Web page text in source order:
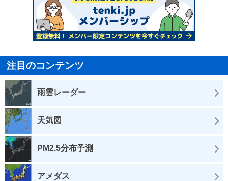
注目のコンテンツ
雨雲レーダー
天気図
PM2.5分布予測
アメダス